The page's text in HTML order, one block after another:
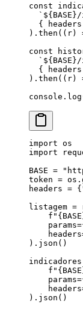
const
  `${
BASE} /
  {
headers
). then (( r)
const
  `${
BASE} /
  {
headers
). then (( r)
console . log
import os
import
BASE = "
token =
headers = {
listagem =
    f
" {BASE
    params
=
    headers
).json()
indicadores
    f
" {BASE
    params
=
    headers
).json()